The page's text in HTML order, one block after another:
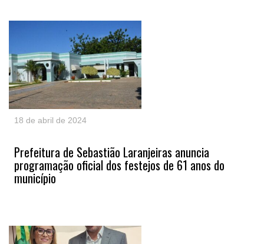
18 de abril de 2024
Prefeitura de Sebastião Laranjeiras anuncia
programação oficial dos festejos de 61 anos do
município